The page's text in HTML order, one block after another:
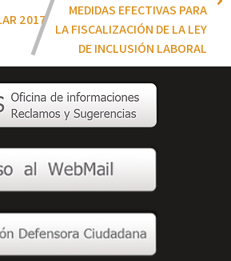
2017
MEDIDAS EFECTIVAS PARA
LA FISCALIZACIÓN DE LA LEY
DE INCLUSIÓN LABORAL